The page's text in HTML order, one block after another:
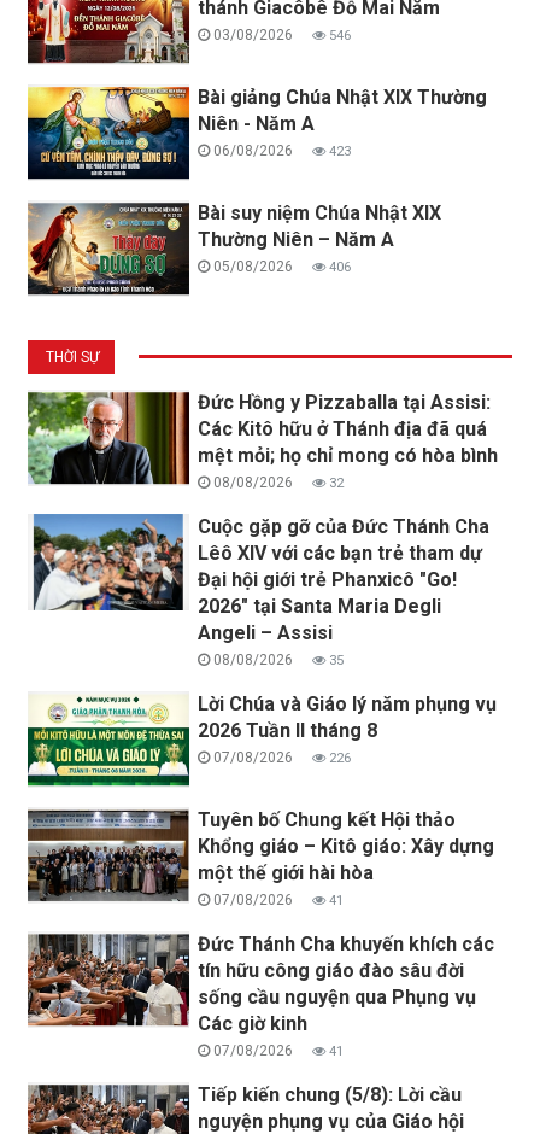
thánh Giacôbê Đỗ Mai Năm
03/08/2026 546
Bài giảng Chúa Nhật XIX Thường
Niên - Năm A
06/08/2026 423
Bài suy niệm Chúa Nhật XIX
Thường Niên – Năm A
05/08/2026 406
THỜI SỰ
Đức Hồng y Pizzaballa tại Assisi:
Các Kitô hữu ở Thánh địa đã quá
mệt mỏi; họ chỉ mong có hòa bình
08/08/2026 32
Cuộc gặp gỡ của Đức Thánh Cha
Lêô XIV với các bạn trẻ tham dự
Đại hội giới trẻ Phanxicô "Go!
2026" tại Santa Maria Degli
Angeli – Assisi
08/08/2026 35
Lời Chúa và Giáo lý năm phụng vụ
2026 Tuần II tháng 8
07/08/2026 226
Tuyên bố Chung kết Hội thảo
Khổng giáo – Kitô giáo: Xây dựng
một thế giới hài hòa
07/08/2026 41
Đức Thánh Cha khuyến khích các
tín hữu công giáo đào sâu đời
sống cầu nguyện qua Phụng vụ
Các giờ kinh
07/08/2026 41
Tiếp kiến chung (5/8): Lời cầu
nguyện phụng vụ của Giáo hội